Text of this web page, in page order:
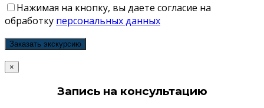
Нажимая на кнопку, вы даете согласие на
обработку персональных данных
×
Запись на консультацию